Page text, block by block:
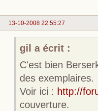
13-10-2008 22:55:27
gil a écrit :
C'est bien
des exemplaires.
Voir ici : http://
couverture.